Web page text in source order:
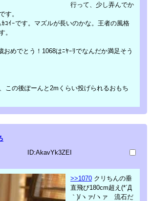
行って、少し弄んでか
す。
ｺｲｰです。マズルが長いのかな。王者の風格
。
おめでとう！1068はﾆﾔｰﾘでなんだか満足そう
この後ぽーんと2mくらい投げられるおもち
ID:AkavYk3ZEI
>>1070 クリちんの垂
直飛び180cm超え(*´Д
｀)/ヽァ/ヽァ 流石だ